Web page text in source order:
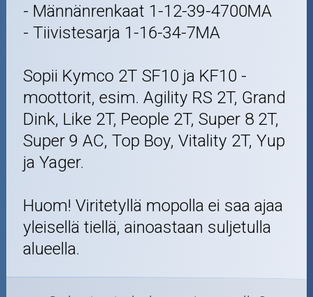
- Männänrenkaat 1-12-39-4700MA
- Tiivistesarja 1-16-34-7MA
Sopii Kymco 2T SF10 ja KF10 -
moottorit, esim. Agility RS 2T, Grand
Dink, Like 2T, People 2T, Super 8 2T,
Super 9 AC, Top Boy, Vitality 2T, Yup
ja Yager.
Huom! Viritetyllä mopolla ei saa ajaa
yleisellä tiellä, ainoastaan suljetulla
alueella.